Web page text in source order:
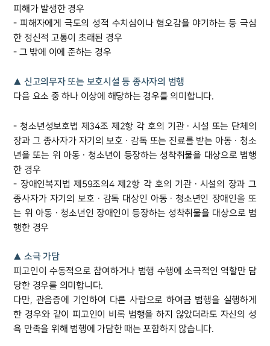
팀소개
팀소개
대륜의 강점
오시는 길
AI대륜
업무사례
주요 업무사례
사례분석/최신동향
피해가 발생한 경우
- 피해자에게 극도의 성적 수치심이나 혐오감을 야기하는 등 극심
한 정신적 고통이 초래된 경우
- 그 밖에 이에 준하는 경우
▲ 신고의무자 또는 보호시설 등 종사자의 범행
다음 요소 중 하나 이상에 해당하는 경우를 의미합니다.
- 청소년성보호법 제34조 제2항 각 호의 기관ㆍ시설 또는 단체의
장과 그 종사자가 자기의 보호ㆍ감독 또는 진료를 받는 아동ㆍ청소
년을 또는 위 아동ㆍ청소년이 등장하는 성착취물을 대상으로 범행
한 경우
- 장애인복지법 제59조의4 제2항 각 호의 기관ㆍ시설의 장과 그
종사자가 자기의 보호ㆍ감독 대상인 아동ㆍ청소년인 장애인을 또
는 위 아동ㆍ청소년인 장애인이 등장하는 성착취물을 대상으로 범
행한 경우
▲ 소극 가담
피고인이 수동적으로 참여하거나 범행 수행에 소극적인 역할만 담
당한 경우를 의미합니다.
다만, 관음증에 기인하여 다른 사람으로 하여금 범행을 실행하게
한 경우와 같이 피고인이 비록 범행을 하지 않았더라도 자신의 성
욕 만족을 위해 범행에 가담한 때는 포함하지 않습니다.